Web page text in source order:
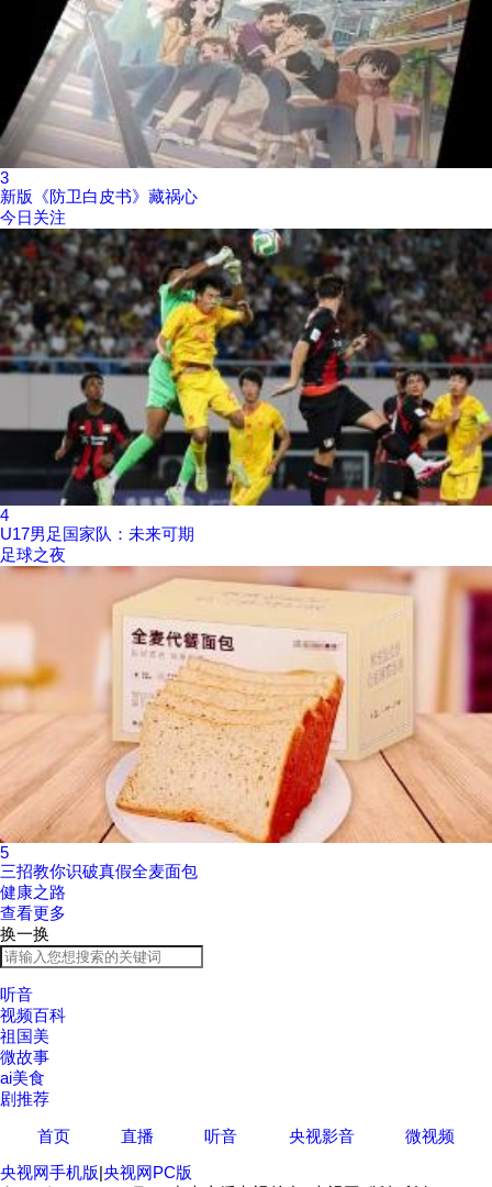
3
新版《防卫白皮书》藏祸心
今日关注
4
U17男足国家队：未来可期
足球之夜
5
三招教你识破真假全麦面包
健康之路
查看更多
换一换
听音
视频百科
祖国美
微故事
ai美食
剧推荐
首页
直播 听音 央视影音
微视频
央视网手机版|央视网PC版